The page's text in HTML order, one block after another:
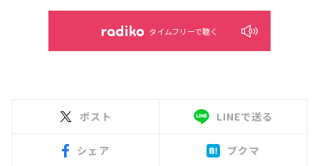
タイムフリーで聴く
ポスト LINEで送る
シェア ブクマ